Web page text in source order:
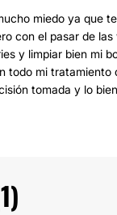
miedo ya que
con el pasar de
y limpiar bien mi
todo mi
tomada y lo
1)